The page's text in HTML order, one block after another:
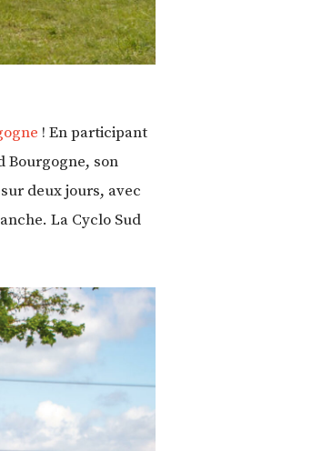
! En participant
Bourgogne, son
deux jours, avec
La Cyclo Sud